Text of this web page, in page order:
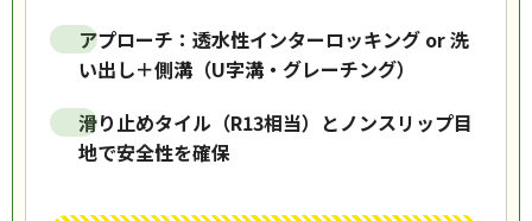
アプローチ：透水性インターロッキング or 洗
い出し＋側溝（U字溝・グレーチング）
滑り止めタイル（R13相当）とノンスリップ目
地で安全性を確保